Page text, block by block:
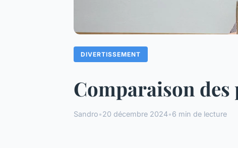
DIVERTISSEMENT
Comparaison
Sandro•20 décembre 2024•6 min de lecture